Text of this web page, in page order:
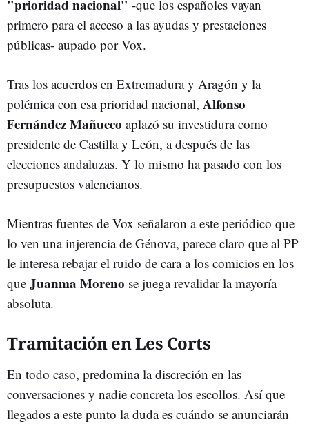
"prioridad nacional" -que los españoles vayan
primero para el acceso a las ayudas y prestaciones
públicas- aupado por Vox.
Tras los acuerdos en Extremadura y Aragón y la
polémica con esa prioridad nacional, Alfonso
Fernández Mañueco aplazó su investidura como
presidente de Castilla y León, a después de las
elecciones andaluzas. Y lo mismo ha pasado con los
presupuestos valencianos.
Mientras fuentes de Vox señalaron a este periódico que
lo ven una injerencia de Génova, parece claro que al PP
le interesa rebajar el ruido de cara a los comicios en los
que Juanma Moreno se juega revalidar la mayoría
absoluta.
Tramitación en Les Corts
En todo caso, predomina la discreción en las
conversaciones y nadie concreta los escollos. Así que
llegados a este punto la duda es cuándo se anunciarán